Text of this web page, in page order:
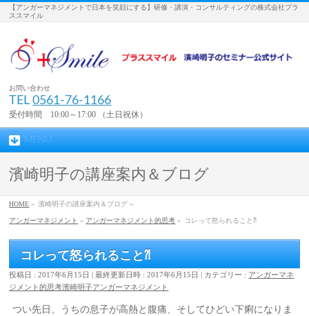
【アンガーマネジメントで日本を笑顔にする】研修・講演・コンサルティングの株式会社プラ
ススマイル
お問い合わせ
TEL0561-76-1166
受付時間 10:00～17:00 （土日祝休）
MENU
濱崎明子の講座案内＆ブログ
HOME » 濱崎明子の講座案内＆ブログ »
アンガーマネジメント » アンガーマネジメント的思考 » コレって怒られること⁈
コレって怒られること⁈
投稿日 : 2017年6月15日 最終更新日時 : 2017年6月15日 カテゴリー : アンガーマネ
ジメント的思考濱崎明子アンガーマネジメント
つい先日、うちの息子が高熱と腹痛、そしてひどい下痢になりま